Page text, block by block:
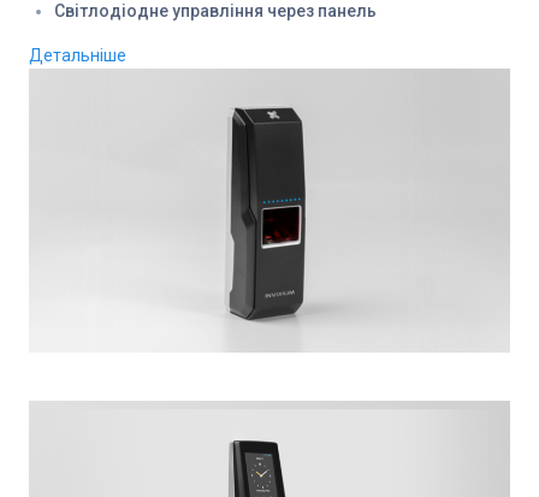
Світлодіодне управління через панель
Детальніше